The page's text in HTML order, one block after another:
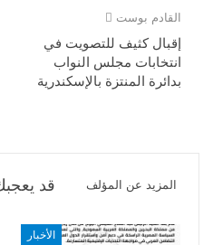
القادم بوست
إقبال كثيف للتصويت في
انتخابات مجلس النواب
بدائرة المنتزة بالإسكندرية
قد المزيد عن المؤلف
الأخبار